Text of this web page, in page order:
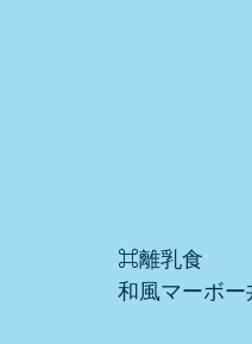
⌘離乳食
和風マーボ